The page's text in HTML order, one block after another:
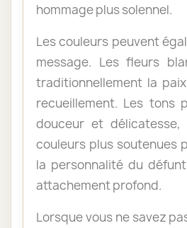
hommage plus solennel.
Les couleurs peuvent
message. Les fleurs
traditionnellement la
recueillement. Les tons
douceur et
couleurs plus soutenues
la personnalité du
attachement profond.
Lorsque vous ne savez